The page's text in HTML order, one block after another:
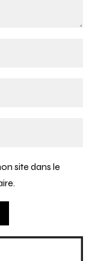
site dans le